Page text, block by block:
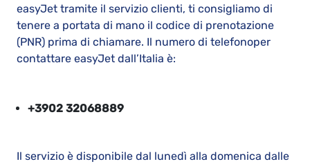
easyJet tramite il servizio clienti, ti consigliamo di
tenere a portata di mano il codice di prenotazione
(PNR) prima di chiamare. Il numero di telefonoper
contattare easyJet dall’Italia è:
+3902 32068889
Il servizio è disponibile dal lunedì alla domenica dalle